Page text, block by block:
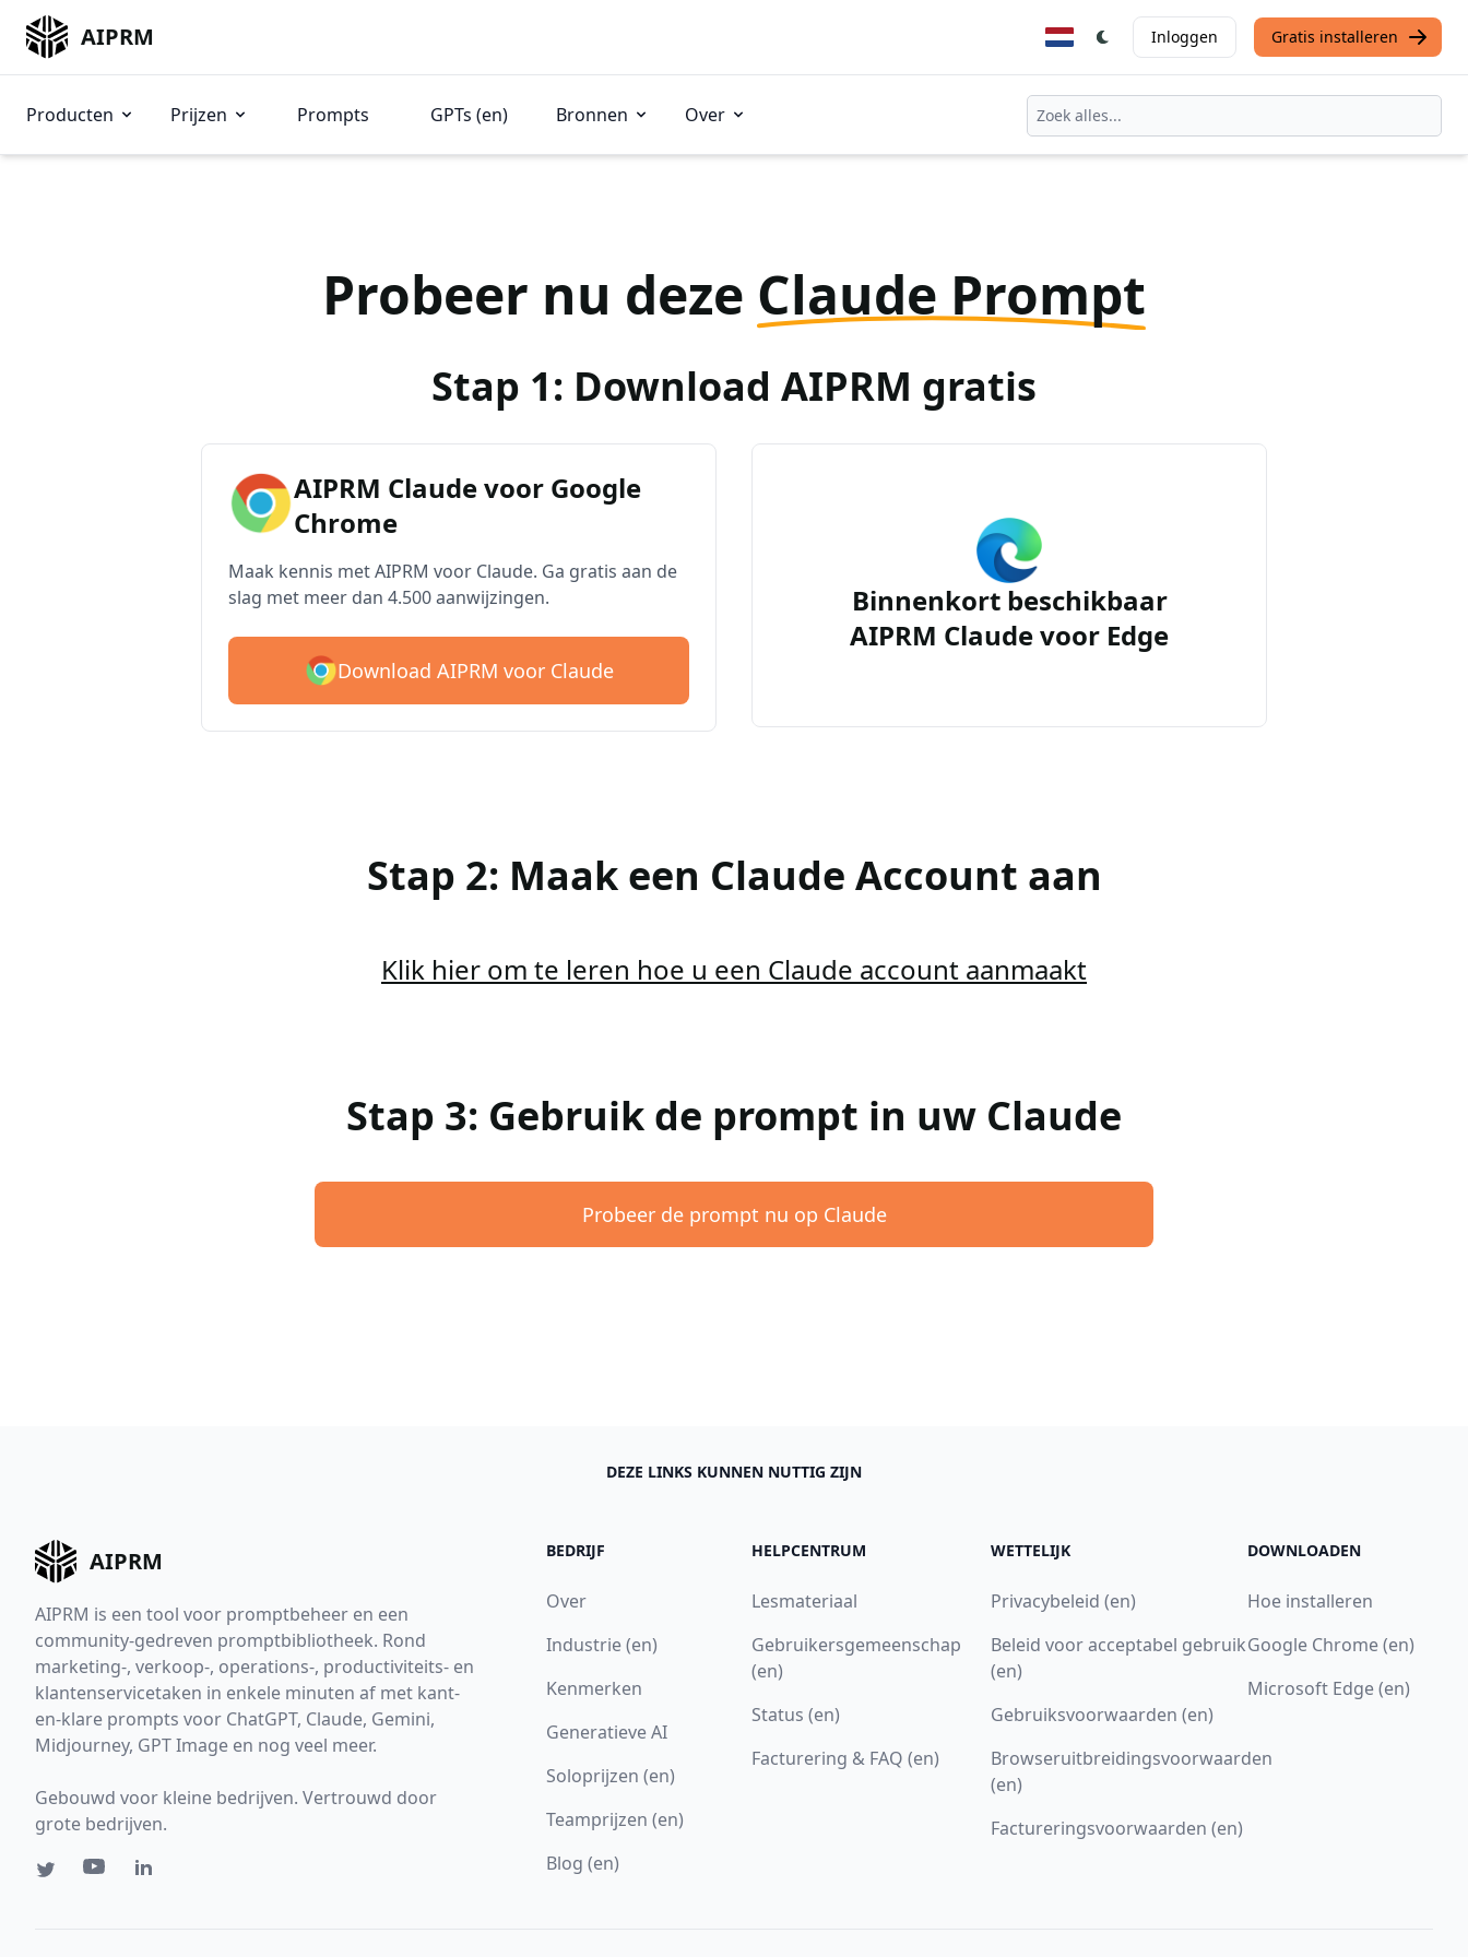
AIPRM Inloggen Gratis installeren
Producten Prijzen Prompts GPTs (en) Bronnen Over
Probeer nu deze Claude Prompt
Stap 1: Download AIPRM gratis
AIPRM Claude voor Google
Chrome
Maak kennis met AIPRM voor Claude. Ga gratis aan de
slag met meer dan 4.500 aanwijzingen.
Download AIPRM voor Claude
Binnenkort beschikbaar
AIPRM Claude voor Edge
Stap 2: Maak een Claude Account aan
Klik hier om te leren hoe u een Claude account aanmaakt
Stap 3: Gebruik de prompt in uw Claude
Probeer de prompt nu op Claude
DEZE LINKS KUNNEN NUTTIG ZIJN
AIPRM
AIPRM is een tool voor promptbeheer en een
community-gedreven promptbibliotheek. Rond
marketing-, verkoop-, operations-, productiviteits- en
klantenservicetaken in enkele minuten af met kant-
en-klare prompts voor ChatGPT, Claude, Gemini,
Midjourney, GPT Image en nog veel meer.
Gebouwd voor kleine bedrijven. Vertrouwd door
grote bedrijven.
BEDRIJF
Over
Industrie (en)
Kenmerken
Generatieve AI
Soloprijzen (en)
Teamprijzen (en)
Blog (en)
HELPCENTRUM
Lesmateriaal
Gebruikersgemeenschap
(en)
Status (en)
Facturering & FAQ (en)
WETTELIJK
Privacybeleid (en)
Beleid voor acceptabel gebruik
(en)
Gebruiksvoorwaarden (en)
Browseruitbreidingsvoorwaarden
(en)
Factureringsvoorwaarden (en)
DOWNLOADEN
Hoe installeren
Google Chrome (en)
Microsoft Edge (en)